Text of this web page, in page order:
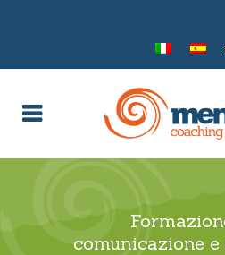
comunicazione